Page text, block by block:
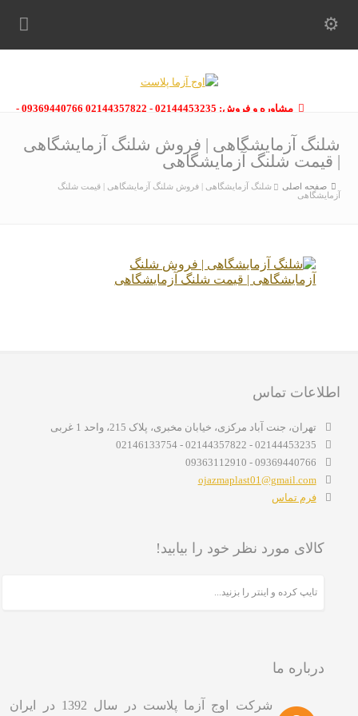
مشاوره و فروش: 02144453235 - 02144357822 09369440766 -
شلنگ آزمایشگاهی | فروش شلنگ آزمایشگاهی
| قیمت شلنگ آزمایشگاهی
صفحه اصلی
شلنگ آزمایشگاهی | فروش شلنگ آزمایشگاهی | قیمت شلنگ
آزمایشگاهی
اطلاعات تماس
تهران، جنت آباد مرکزی، خیابان مخبری، پلاک 215، واحد 1 غربی
02144453235 - 02144357822 - 02146133754
09369440766 - 09363112910
ojazmaplast01@gmail.com
فرم تماس
کالای مورد نظر خود را بیابید!
درباره ما
شرکت اوج آزما پلاست در سال 1392 در ایران